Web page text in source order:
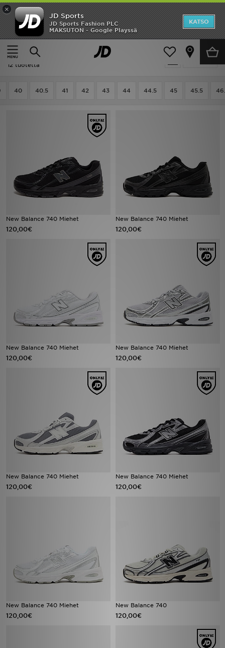
×
JD Sports
JD Sports Fashion PLC
MAKSUTON - Google Playssä
KATSO
Etusivu
Miehet
Suodata
Miehet - New Balance 740
12 tuotetta
40 40.5 41 42 43 44 44.5 45 45.5
New Balance 740 Miehet
120,00€
New Balance 740 Miehet
120,00€
New Balance 740 Miehet
120,00€
New Balance 740 Miehet
120,00€
New Balance 740 Miehet
120,00€
New Balance 740 Miehet
120,00€
New Balance 740 Miehet
120,00€
New Balance 740
120,00€
Etusivu
Ale
Uutuudet
Tuotemerkit
Minun viestini